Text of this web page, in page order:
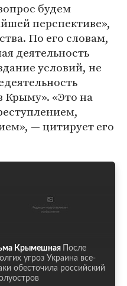
будем
перспективе»,
По его словам,
деятельность
условий, не
«Это на
— цитирует его
Крымешная
После
угроз Украина все-
обесточила российский